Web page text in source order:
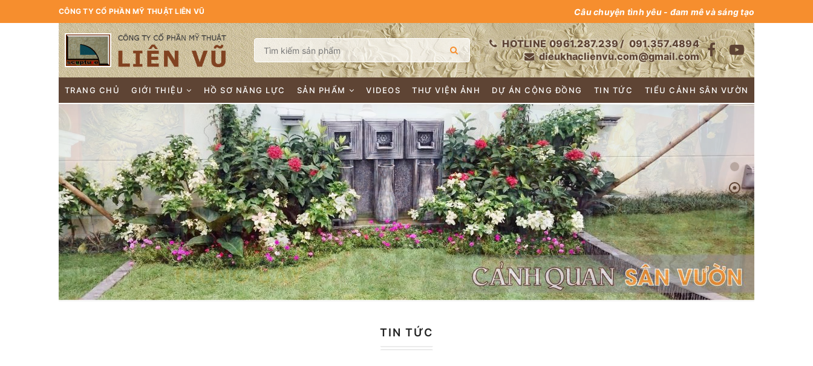
CÔNG TY CỔ PHẦN MỸ THUẬT LIÊN VŨ Câu chuyện tình yêu - đam mê và sáng tạo
HOTLINE 0961.287.239/ 091.357.4894
dieukhaclienvu.com@gmail.com
TRANG CHỦ GIỚI THIỆU HỒ SƠ NĂNG LỰC SẢN PHẨM VIDEOS THƯ VIỆN ẢNH DỰ ÁN CỘNG ĐỒNG TIN TỨC TIỂU CẢNH SÂN VƯỜN
TIN TỨC